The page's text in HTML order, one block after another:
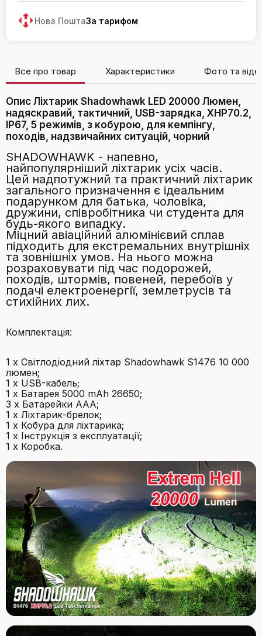
Нова ПоштаЗа тарифом
Все про товар Характеристики Фото та
Опис Ліхтарик Shadowhawk LED 20000 Люмен,
надяскравий, тактичний, USB-зарядка, XHP70.2,
IP67, 5 режимів, з кобурою, для кемпінгу,
походів, надзвичайних ситуацій, чорний
SHADOWHAWK - напевно,
найпопулярніший ліхтарик усіх часів.
Цей надпотужний та практичний ліхтарик
загального призначення є ідеальним
подарунком для батька, чоловіка,
дружини, співробітника чи студента для
будь-якого випадку.
Міцний авіаційний алюмінієвий сплав
підходить для екстремальних внутрішніх
та зовнішніх умов. На нього можна
розраховувати під час подорожей,
походів, штормів, повеней, перебоїв у
подачі електроенергії, землетрусів та
стихійних лих.
Комплектація:
1 х Світлодіодний ліхтар Shadowhawk S1476 10 000
люмен;
1 х USB-кабель;
1 х Батарея 5000 mAh 26650;
3 х Батарейки AAA;
1 х Ліхтарик-брелок;
1 х Кобура для ліхтарика;
1 х Інструкція з експлуатації;
1 х Коробка.